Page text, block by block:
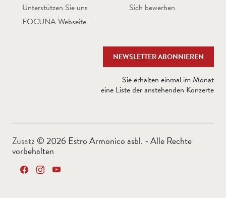
Unterstützen Sie uns
FOCUNA Webseite
Sich bewerben
NEWSLETTER ABONNIEREN
Sie erhalten einmal im Monat
eine Liste der anstehenden Konzerte
Zusatz ©2026 Estro Armonico asbl. - Alle Rechte
vorbehalten